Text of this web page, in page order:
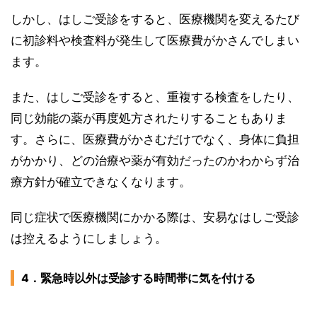
しかし、はしご受診をすると、医療機関を変えるたび
に初診料や検査料が発生して医療費がかさんでしまい
ます。
また、はしご受診をすると、重複する検査をしたり、
同じ効能の薬が再度処方されたりすることもありま
す。さらに、医療費がかさむだけでなく、身体に負担
がかかり、どの治療や薬が有効だったのかわからず治
療方針が確立できなくなります。
同じ症状で医療機関にかかる際は、安易なはしご受診
は控えるようにしましょう。
4．緊急時以外は受診する時間帯に気を付ける